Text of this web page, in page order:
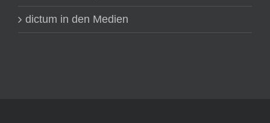
dictum in den Medien